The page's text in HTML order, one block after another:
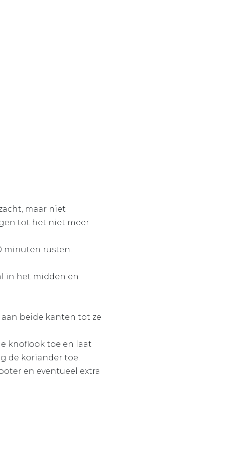
maar niet
tot het niet meer
minuten rusten.
in het midden en
beide kanten tot ze
knoflook toe en laat
de koriander toe.
en eventueel extra